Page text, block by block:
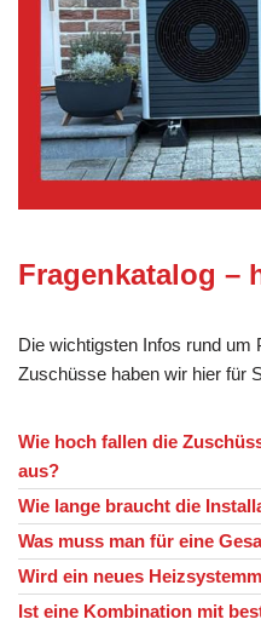
Fragenkatalog –
Die wichtigsten Infos rund um
Zuschüsse haben wir hier für
Wie hoch fallen die
aus?
Wie lange braucht die
Was muss man für eine
Wird ein neues
Ist eine Kombination mit